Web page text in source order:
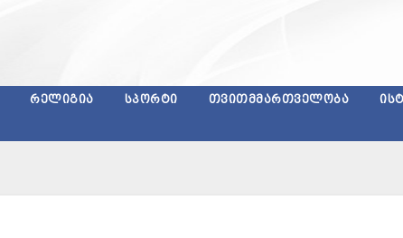
ᲠᲔᲚᲘᲒᲘᲐ ᲡᲞᲝᲠᲢᲘ ᲗᲕᲘᲗᲛᲛᲐᲠᲗᲕᲔᲚᲝᲑᲐ